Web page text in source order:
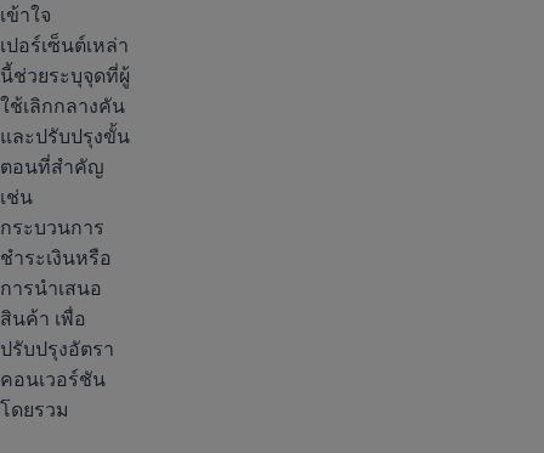
เข้าใจ
เปอร์เซ็นต์เหล่า
นี้ช่วยระบุจุดที่ผู้
ใช้เลิกกลางคัน
และปรับปรุงขั้น
ตอนที่สำคัญ
เช่น
กระบวนการ
ชำระเงินหรือ
การนำเสนอ
สินค้า เพื่อ
ปรับปรุงอัตรา
คอนเวอร์ชัน
โดยรวม